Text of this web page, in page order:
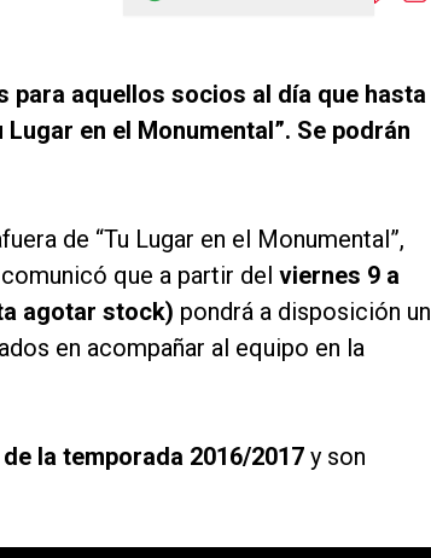
para aquellos socios al día que hasta
en el Monumental”. Se podrán
de “Tu Lugar en el Monumental”,
que a partir del viernes 9 a
agotar stock) pondrá a disposición un
en acompañar al equipo en la
la temporada 2016/2017 y son